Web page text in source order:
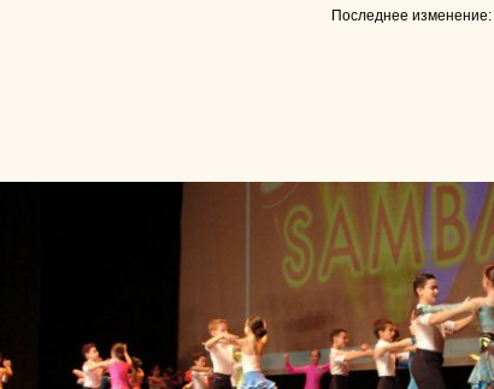
Последнее изменение: